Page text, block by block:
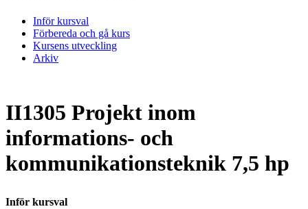
Inför kursval
Förbereda och gå kurs
Kursens utveckling
Arkiv
II1305 Projekt inom
informations- och
kommunikationsteknik 7,5 hp
Inför kursval